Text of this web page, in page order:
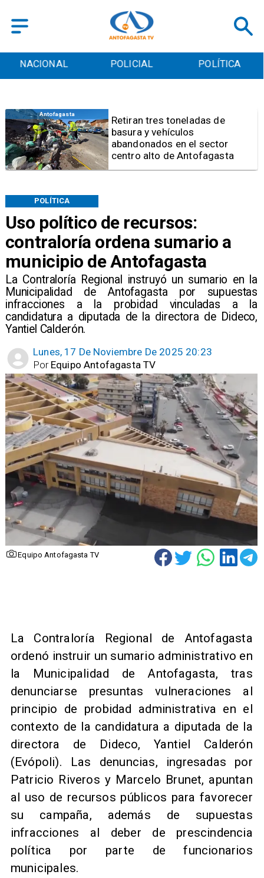
POLICIAL POLÍTICA CULTURA
Uso político de recursos:
contraloría ordena sumario a
municipio de Antofagasta
​La Contraloría Regional instruyó un sumario en la
Municipalidad de Antofagasta por supuestas
infracciones a la probidad vinculadas a la
candidatura a diputada de la directora de Dideco,
Yantiel Calderón.
POLÍTICA
Lunes, 17 De Noviembre De 2025 20:23
Equipo Antofagasta TV
Por
Equipo Antofagasta TV
Salud
Bajo el estándar: Hospitales de
Antofagasta y Calama no
cumplen con indicadores de
gestión del Minsal
​La Contraloría Regional de Antofagasta
ordenó instruir un sumario administrativo en
la Municipalidad de Antofagasta, tras
denunciarse presuntas vulneraciones al
principio de probidad administrativa en el
contexto de la candidatura a diputada de la
directora de Dideco, Yantiel Calderón
(Evópoli). Las denuncias, ingresadas por
Patricio Riveros y Marcelo Brunet, apuntan
al uso de recursos públicos para favorecer
su campaña, además de supuestas
infracciones al deber de prescindencia
política por parte de funcionarios
municipales.